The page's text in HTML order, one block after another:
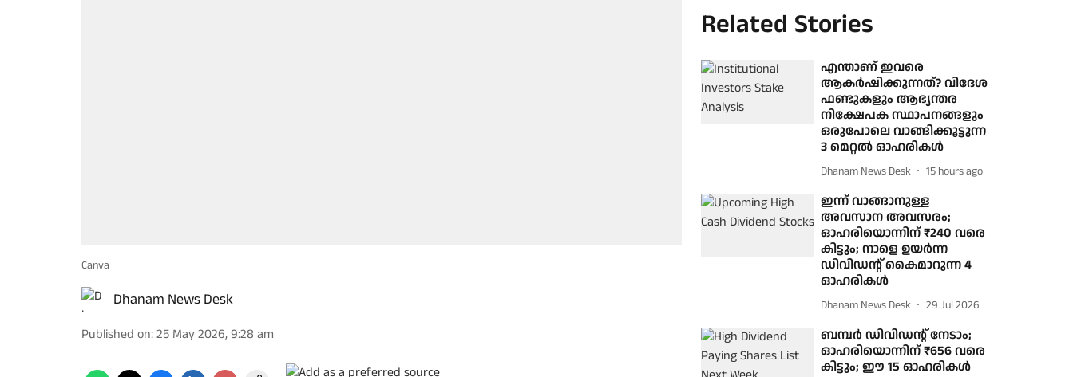
Canva
Dhanam News Desk
Published on:25 May 2026, 9:28 am
Related Stories
എന്താണ് ഇവ‌രെ
ആകർഷിക്കുന്നത്? വിദേശ
ഫണ്ടുകളും ആഭ്യന്തര
നിക്ഷേപക സ്ഥാപനങ്ങളും
ഒരുപോലെ വാങ്ങിക്കൂട്ടുന്ന
3 മെറ്റൽ ഓഹരികൾ
Dhanam News Desk 15 hours ago
ഇന്ന് വാങ്ങാനുള്ള
അവസാന അവസരം;
ഓഹരിയൊന്നിന് ₹240 വരെ
കിട്ടും; നാളെ ഉയർന്ന
ഡിവിഡന്റ് കൈമാറുന്ന 4
ഓഹരികൾ
Dhanam News Desk 29 Jul 2026
ബമ്പർ ഡിവിഡന്റ് നേടാം;
ഓഹരിയൊന്നിന് ₹656 വരെ
കിട്ടും; ഈ 15 ഓഹരികൾ